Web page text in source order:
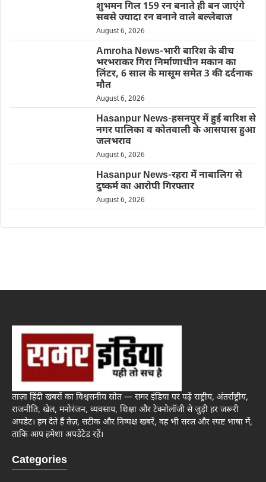
शुभमन गिल 159 रन बनाते ही बन जाएंगे
सबसे ज्यादा रन बनाने वाले बल्लेबाज
August 6, 2026
Amroha News-भारी बारिश के बीच
भरभराकर गिरा निर्माणाधीन मकान का
लिंटर, 6 साल के मासूम समेत 3 की दर्दनाक
मौत
August 6, 2026
Hasanpur News-हसनपुर में हुई बारिश से
नगर पालिका व कोतवाली के आसपास हुआ
जलभराव
August 6, 2026
Hasanpur News-रहरा में नाबालिग से
दुष्कर्म का आरोपी गिरफ्तार
August 6, 2026
ताज़ा हिंदी खबरों का विश्वसनीय स्रोत — समर इंडिया पर पढ़ें राष्ट्रीय, अंतर्राष्ट्रीय,
राजनीति, खेल, मनोरंजन, व्यवसाय, शिक्षा और टेक्नोलॉजी से जुड़ी हर जरूरी
अपडेट। हम देते हैं तेज़, सटीक और निष्पक्ष खबरें, वह भी सरल और स्पष्ट भाषा में,
ताकि आप हमेशा अपडेटेड रहें।
Categories